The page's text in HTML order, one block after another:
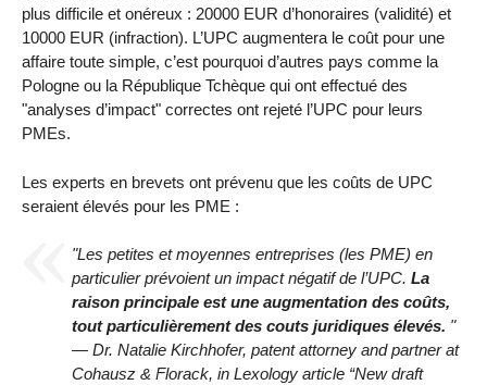
plus difficile et onéreux : 20000 EUR d’honoraires (validité) et
10000 EUR (infraction). L’UPC augmentera le coût pour une
affaire toute simple, c’est pourquoi d’autres pays comme la
Pologne ou la République Tchèque qui ont effectué des
"analyses d’impact" correctes ont rejeté l’UPC pour leurs
PMEs.
Les experts en brevets ont prévenu que les coûts de UPC
seraient élevés pour les PME :
"Les petites et moyennes entreprises (les PME) en
particulier prévoient un impact négatif de l’UPC. La
raison principale est une augmentation des coûts,
tout particulièrement des couts juridiques élevés. "
— Dr. Natalie Kirchhofer, patent attorney and partner at
Cohausz & Florack, in Lexology article “New draft